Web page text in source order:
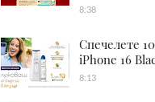
8:38
Спечелете
iPhone 16
8:13